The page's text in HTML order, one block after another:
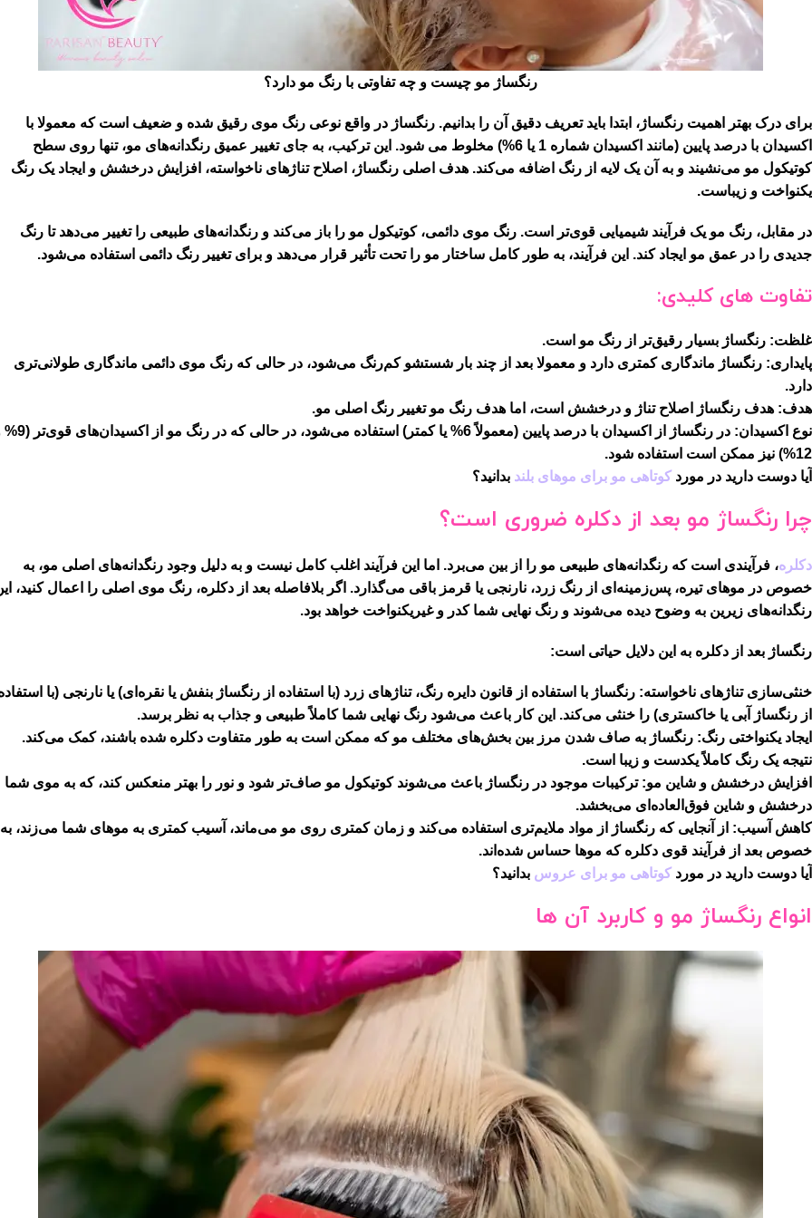
رنگساژ مو چیست و چه تفاوتی با رنگ مو دارد؟
برای درک بهتر اهمیت رنگساژ، ابتدا باید تعریف دقیق آن را بدانیم. رنگساژ در واقع نوعی رنگ موی رقیق شده و ضعیف است که معمولا با
اکسیدان با درصد پایین (مانند اکسیدان شماره 1 یا 6%) مخلوط می شود. این ترکیب، به جای تغییر عمیق رنگدانه‌های مو، تنها روی سطح
کوتیکول مو می‌نشیند و به آن یک لایه از رنگ اضافه می‌کند. هدف اصلی رنگساژ، اصلاح تناژهای ناخواسته، افزایش درخشش و ایجاد یک رنگ
یکنواخت و زیباست.
در مقابل، رنگ مو یک فرآیند شیمیایی قوی‌تر است. رنگ موی دائمی، کوتیکول مو را باز می‌کند و رنگدانه‌های طبیعی را تغییر می‌دهد تا رنگ
جدیدی را در عمق مو ایجاد کند. این فرآیند، به طور کامل ساختار مو را تحت تأثیر قرار می‌دهد و برای تغییر رنگ دائمی استفاده می‌شود.
تفاوت های کلیدی:
غلظت: رنگساژ بسیار رقیق‌تر از رنگ مو است.
پایداری: رنگساژ ماندگاری کمتری دارد و معمولا بعد از چند بار شستشو کم‌رنگ می‌شود، در حالی که رنگ موی دائمی ماندگاری طولانی‌تری
دارد.
هدف: هدف رنگساژ اصلاح تناژ و درخشش است، اما هدف رنگ مو تغییر رنگ اصلی مو.
نوع اکسیدان:
در رنگساژ از اکسیدان با درصد پایین (معمولاً 6% یا کمتر) استفاده می‌شود، در
12%) نیز ممکن است استفاده شود.
آیا دوست دارید در مورد کوتاهی مو برای موهای بلند بدانید؟
چرا رنگساژ مو بعد از دکلره ضروری است؟
دکلره، فرآیندی است که رنگدانه‌های طبیعی مو را از بین می‌برد. اما این فرآیند اغلب کامل نیست و به دلیل وجود رنگدانه‌های اصلی مو، به
خصوص در موهای تیره، پس‌زمینه‌ای از رنگ زرد، نارنجی یا قرمز باقی می‌گذارد. اگر بلافاصله بعد از دکلره، رنگ موی اصلی را اعمال کنید،
رنگدانه‌های زیرین به وضوح دیده می‌شوند و رنگ نهایی شما کدر و غیریکنواخت خواهد بود.
رنگساژ بعد از دکلره به این دلایل حیاتی است:
خنثی‌سازی تناژهای ناخواسته: رنگساژ با استفاده از قانون دایره رنگ، تناژهای زرد (با استفاده از رنگساژ بنفش یا نقره‌ای) یا نارنجی (با
از رنگساژ آبی یا خاکستری) را خنثی می‌کند. این کار باعث می‌شود رنگ نهایی شما کاملاً طبیعی و جذاب به نظر برسد.
ایجاد یکنواختی رنگ: رنگساژ به صاف شدن مرز بین بخش‌های مختلف مو که ممکن است به طور متفاوت دکلره شده باشند، کمک می‌کند.
نتیجه یک رنگ کاملاً یکدست و زیبا است.
افزایش درخشش و شاین مو: ترکیبات موجود در رنگساژ باعث می‌شوند کوتیکول مو صاف‌تر شود و نور را بهتر منعکس کند، که به موی شما
درخشش و شاین فوق‌العاده‌ای می‌بخشد.
کاهش آسیب: از آنجایی که رنگساژ از مواد ملایم‌تری استفاده می‌کند و زمان کمتری روی مو می‌ماند، آسیب کمتری به موهای شما می‌زند، به
خصوص بعد از فرآیند قوی دکلره که موها حساس شده‌اند.
آیا دوست دارید در مورد کوتاهی مو برای عروس بدانید؟
انواع رنگساژ مو و کاربرد آن ها